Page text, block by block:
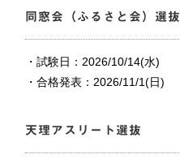
同窓会（ふるさと会）選抜
・試験日：2026/10/14(水)
・合格発表：2026/11/1(日)
天理アスリート選抜